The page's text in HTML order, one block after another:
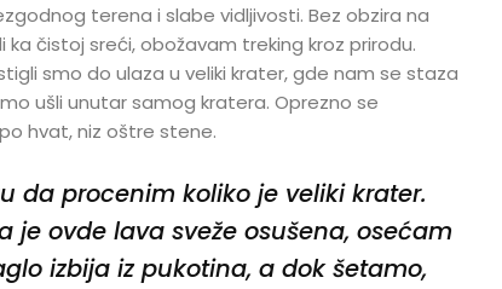
terena i slabe vidljivosti. Bez obzira na
čistoj sreći, obožavam treking kroz prirodu.
smo do ulaza u veliki krater, gde nam se staza
ušli unutar samog kratera. Oprezno se
hvat, niz oštre stene.
da procenim koliko je veliki krater.
je ovde lava sveže osušena, osećam
izbija iz pukotina, a dok šetamo,